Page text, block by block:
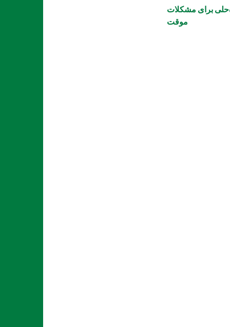
آنتی ویروس ویندوز 10: راه‌حلی برای مشکلات
موقت